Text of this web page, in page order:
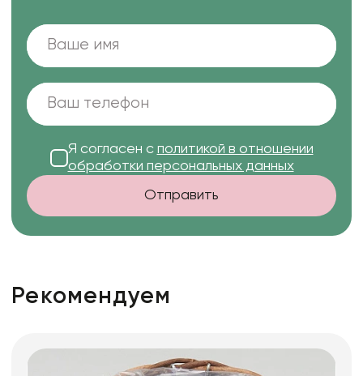
Я согласен с политикой в отношении
обработки персональных данных
Отправить
Рекомендуем